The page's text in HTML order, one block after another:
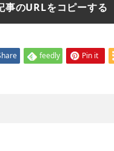
事のURLをコピーする
feedly Pin it